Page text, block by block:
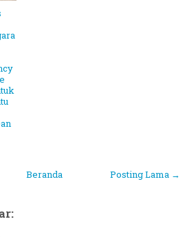
Posting Lama →
Beranda